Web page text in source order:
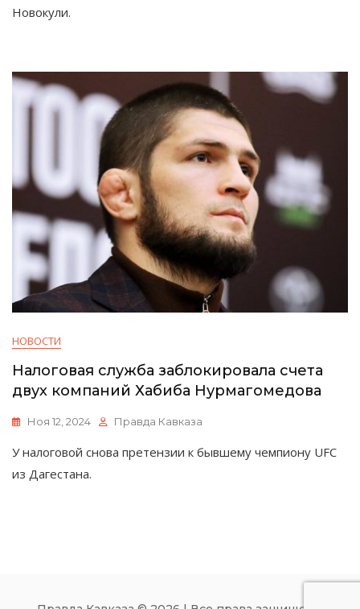
Новокули.
НОВОСТИ
Налоговая служба заблокировала счета
двух компаний Хабиба Нурмагомедова
Ноя 12, 2024 Правда Кавказа
У налоговой снова претензии к бывшему чемпиону UFC
из Дагестана.